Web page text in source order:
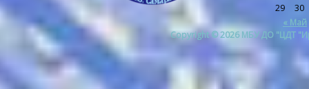
29
30
« Май
Copyright © 2026 МБУ ДО "ЦДТ